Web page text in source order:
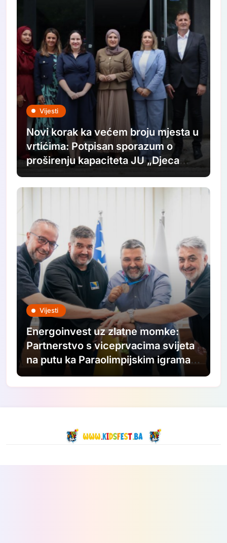
Vijesti
Novi korak ka većem broju mjesta u
vrtićima: Potpisan sporazum o
proširenju kapaciteta JU „Djeca
Sarajeva“
Vijesti
Energoinvest uz zlatne momke:
Partnerstvo s viceprvacima svijeta
na putu ka Paraolimpijskim igrama
2028.